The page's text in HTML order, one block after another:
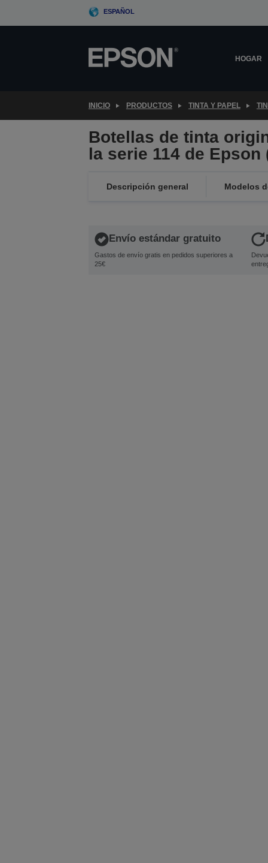
ESPAÑOL
HOGAR
INICIO PRODUCTOS TINTA Y PAPEL
Botellas de tinta
la serie 114 de Epson
Descripción general Modelos
Envío estándar gratuito
Gastos de envío gratis en pedidos superiores a
25€